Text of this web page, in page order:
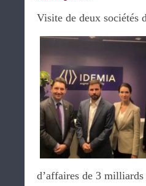
Visite de deux sociétés
d’affaires de 3 milliards